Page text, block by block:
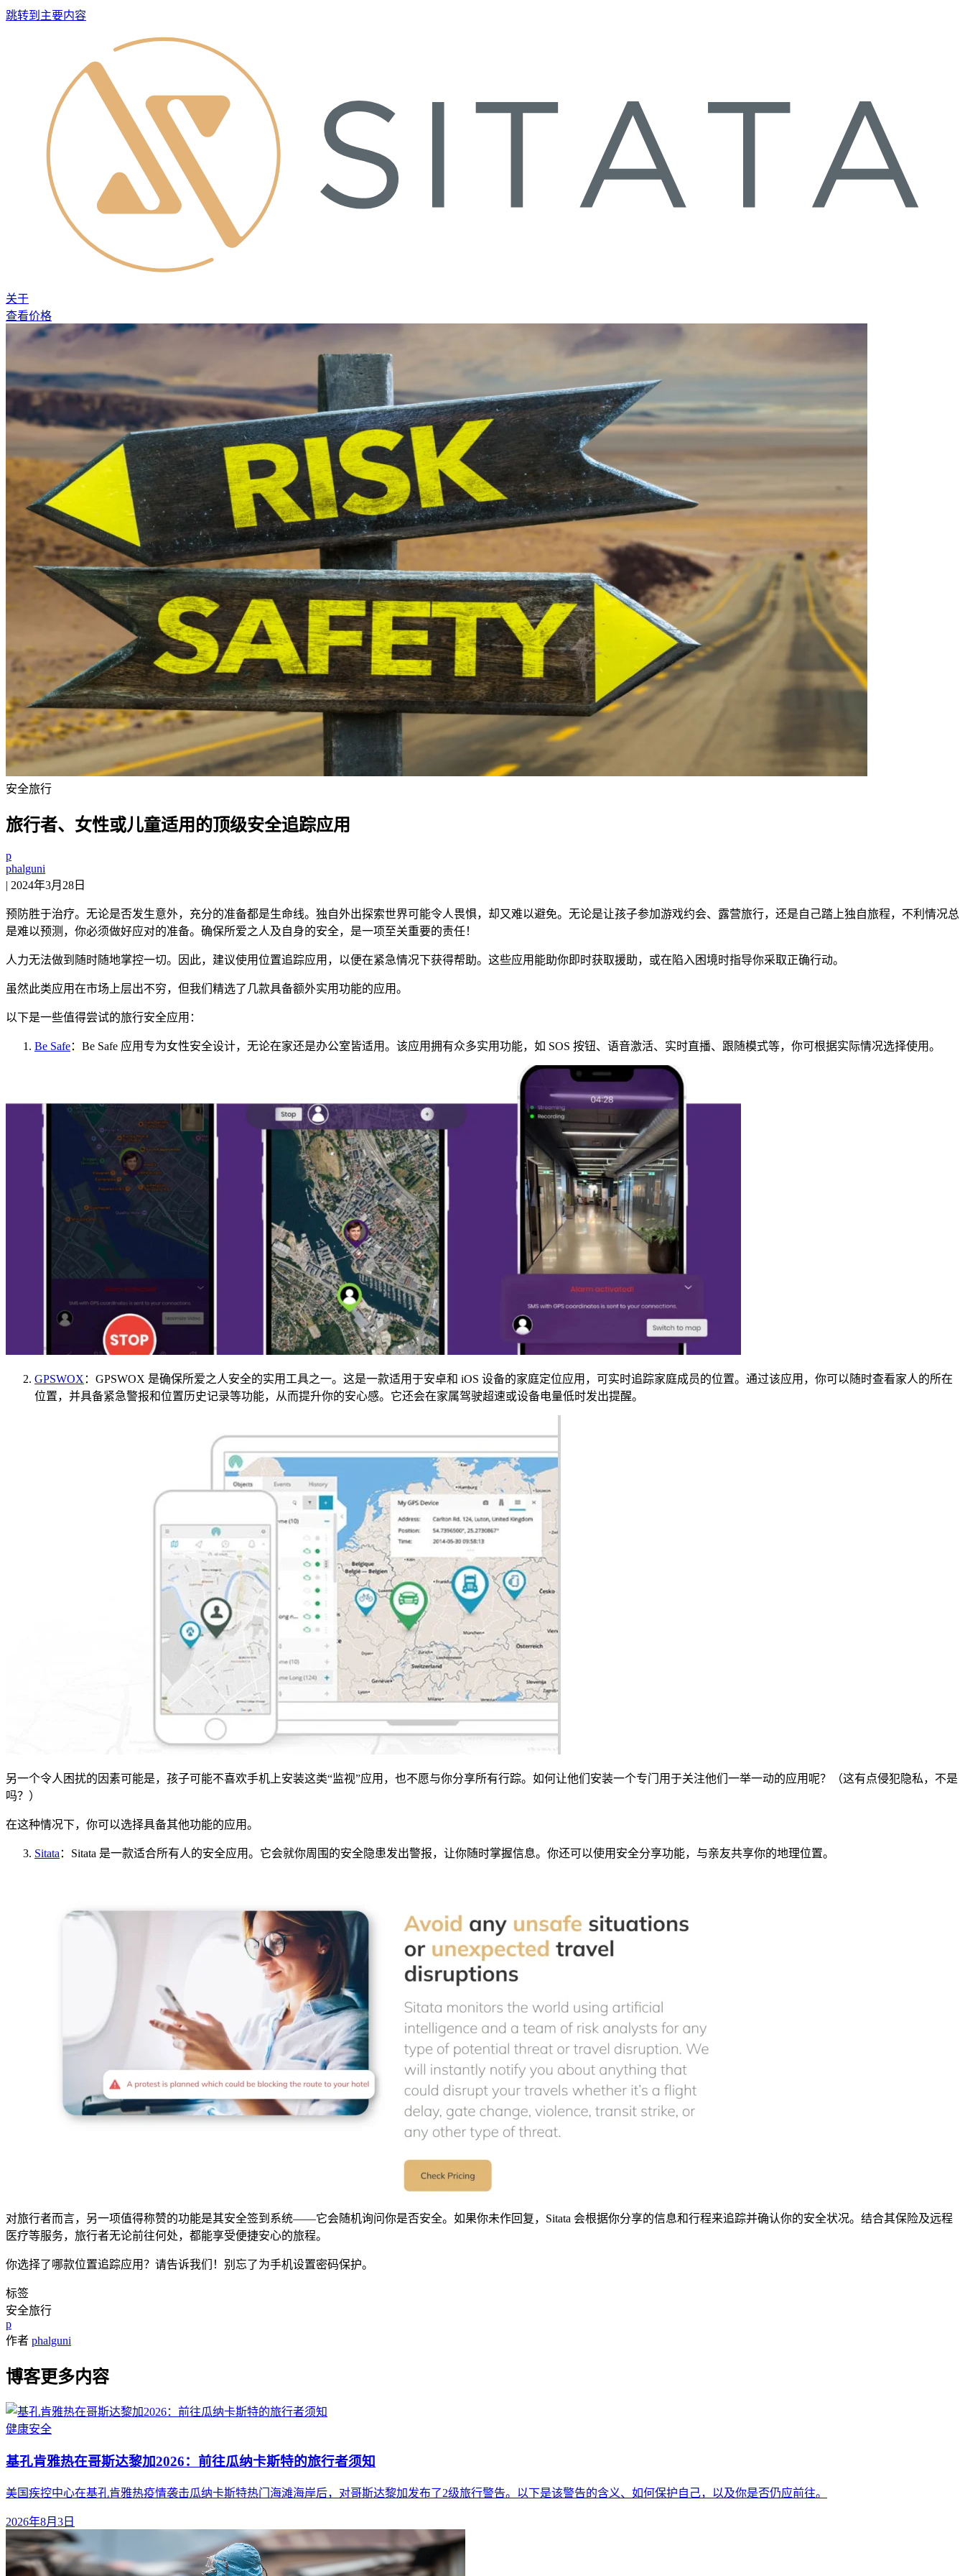
跳转到主要内容
关于
查看价格
安全旅行
旅行者、女性或儿童适用的顶级安全追踪应用
p
phalguni
| 2024年3月28日
预防胜于治疗。无论是否发生意外，充分的准备都是生命线。独自外出探索世界可能令人畏惧，却又难以避免。无论是让孩子参加游戏约会、露营旅行，还是自己踏上独自旅程，不利情况总
是难以预测，你必须做好应对的准备。确保所爱之人及自身的安全，是一项至关重要的责任！
人力无法做到随时随地掌控一切。因此，建议使用位置追踪应用，以便在紧急情况下获得帮助。这些应用能助你即时获取援助，或在陷入困境时指导你采取正确行动。
虽然此类应用在市场上层出不穷，但我们精选了几款具备额外实用功能的应用。
以下是一些值得尝试的旅行安全应用：
Be Safe：Be Safe 应用专为女性安全设计，无论在家还是办公室皆适用。该应用拥有众多实用功能，如 SOS 按钮、语音激活、实时直播、跟随模式等，你可根据实际情况选择使用。
GPSWOX：GPSWOX 是确保所爱之人安全的实用工具之一。这是一款适用于安卓和 iOS 设备的家庭定位应用，可实时追踪家庭成员的位置。通过该应用，你可以随时查看家人的所在
位置，并具备紧急警报和位置历史记录等功能，从而提升你的安心感。它还会在家属驾驶超速或设备电量低时发出提醒。
另一个令人困扰的因素可能是，孩子可能不喜欢手机上安装这类“监视”应用，也不愿与你分享所有行踪。如何让他们安装一个专门用于关注他们一举一动的应用呢？（这有点侵犯隐私，不是
吗？）
在这种情况下，你可以选择具备其他功能的应用。
Sitata：Sitata 是一款适合所有人的安全应用。它会就你周围的安全隐患发出警报，让你随时掌握信息。你还可以使用安全分享功能，与亲友共享你的地理位置。
对旅行者而言，另一项值得称赞的功能是其安全签到系统——它会随机询问你是否安全。如果你未作回复，Sitata 会根据你分享的信息和行程来追踪并确认你的安全状况。结合其保险及远程
医疗等服务，旅行者无论前往何处，都能享受便捷安心的旅程。
你选择了哪款位置追踪应用？请告诉我们！别忘了为手机设置密码保护。
标签
安全旅行
p
作者 phalguni
博客更多内容
健康安全
基孔肯雅热在哥斯达黎加2026：前往瓜纳卡斯特的旅行者须知
美国疾控中心在基孔肯雅热疫情袭击瓜纳卡斯特热门海滩海岸后，对哥斯达黎加发布了2级旅行警告。以下是该警告的含义、如何保护自己，以及你是否仍应前往。
2026年8月3日